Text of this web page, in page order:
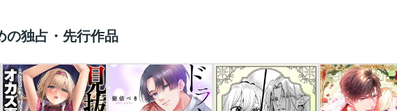
の独占・先行作品